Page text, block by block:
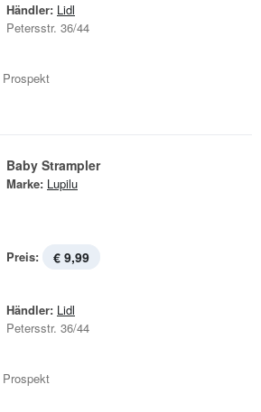
Händler: Lidl
Petersstr. 36/44
Baby ­Strampler
Marke: Lupilu
Preis: € 9,99
Händler: Lidl
Petersstr. 36/44